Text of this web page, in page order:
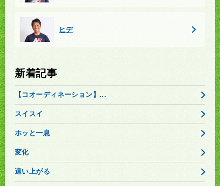
ヒデ
新着記事
【コオーディネーション】...
スイスイ
ホッと一息
変化
這い上がる